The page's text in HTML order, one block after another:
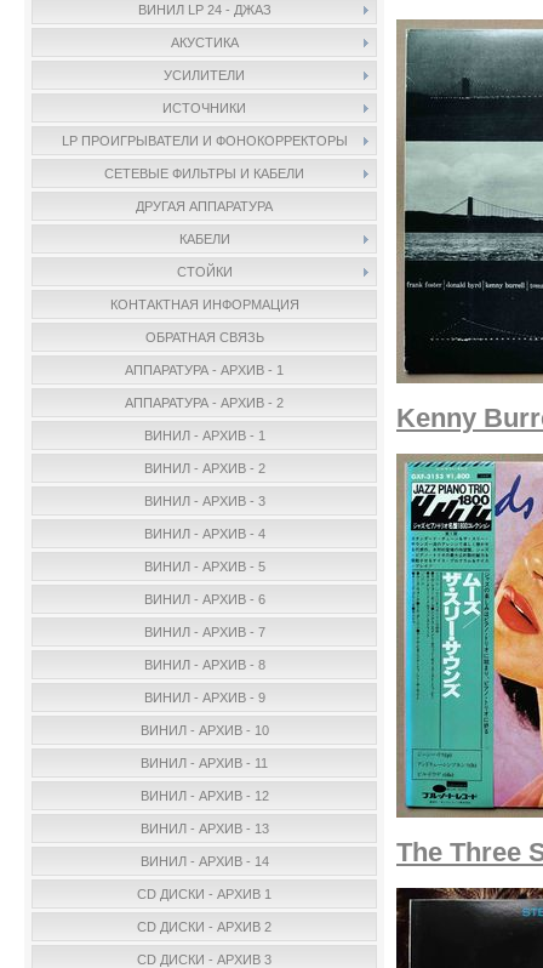
ВИНИЛ LP 24 - ДЖАЗ
АКУСТИКА
УСИЛИТЕЛИ
ИСТОЧНИКИ
LP ПРОИГРЫВАТЕЛИ И ФОНОКОРРЕКТОРЫ
СЕТЕВЫЕ ФИЛЬТРЫ И КАБЕЛИ
ДРУГАЯ АППАРАТУРА
КАБЕЛИ
СТОЙКИ
КОНТАКТНАЯ ИНФОРМАЦИЯ
ОБРАТНАЯ СВЯЗЬ
АППАРАТУРА - АРХИВ - 1
АППАРАТУРА - АРХИВ - 2
ВИНИЛ - АРХИВ - 1
ВИНИЛ - АРХИВ - 2
ВИНИЛ - АРХИВ - 3
ВИНИЛ - АРХИВ - 4
ВИНИЛ - АРХИВ - 5
ВИНИЛ - АРХИВ - 6
ВИНИЛ - АРХИВ - 7
ВИНИЛ - АРХИВ - 8
ВИНИЛ - АРХИВ - 9
ВИНИЛ - АРХИВ - 10
ВИНИЛ - АРХИВ - 11
ВИНИЛ - АРХИВ - 12
ВИНИЛ - АРХИВ - 13
ВИНИЛ - АРХИВ - 14
CD ДИСКИ - АРХИВ 1
CD ДИСКИ - АРХИВ 2
CD ДИСКИ - АРХИВ 3
Kenny
The Three